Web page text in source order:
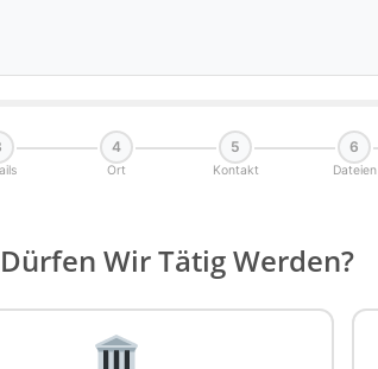
4
Ort
5
Kontakt
6
Dateien
Wir Tätig Werden?